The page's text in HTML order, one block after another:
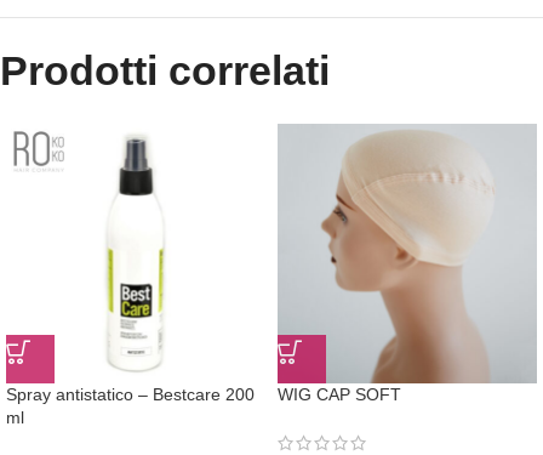
Prodotti correlati
Spray antistatico – Bestcare 200
ml
WIG CAP SOFT